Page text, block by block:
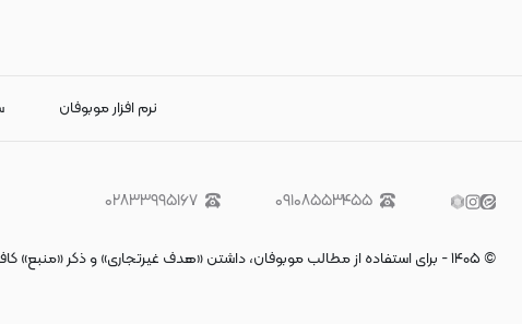
نرم افزار موبوفان
۰۹۱۰۸۵۵۳۴۵۵ ۰۲۸۳۳۹۹۵۱۶۷
©۱۴۰۵- برای استفاده از مطالب موبوفان، داشتن «هدف غیرتجاری» و ذکر